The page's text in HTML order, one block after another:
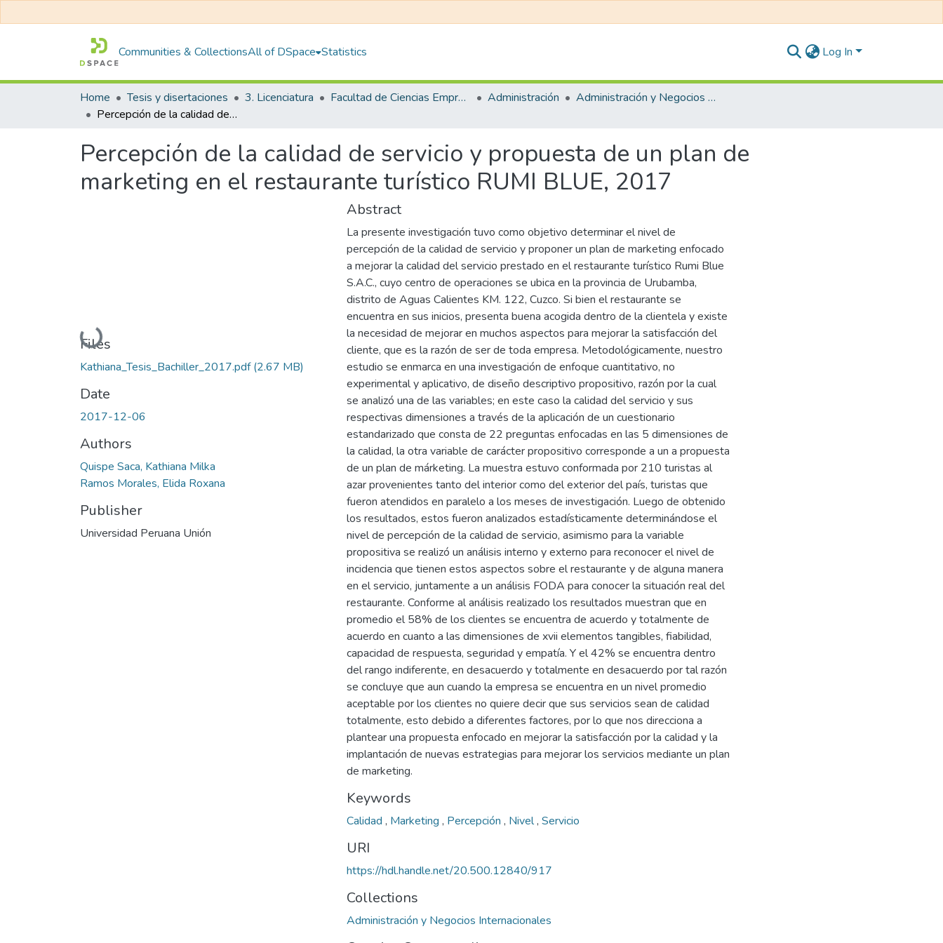
Communities & CollectionsAll of DSpace Statistics Log In
Home Tesis y disertaciones 3. Licenciatura Facultad de Ciencias Empresariales Administración
Administración y Negocios Internacionales
Percepción de la calidad de servicio y propuesta de un plan de marketing en el restaurante turístico RUMI BLUE, 2017
Percepción de la calidad de servicio y propuesta de un plan de
marketing en el restaurante turístico RUMI BLUE, 2017
Loading...
Files
Kathiana_Tesis_Bachiller_2017.pdf(2.67 MB)
Date
2017-12-06
Authors
Quispe Saca, Kathiana Milka
Ramos Morales, Elida Roxana
Publisher
Universidad Peruana Unión
Abstract
La presente investigación tuvo como objetivo determinar el nivel de
percepción de la calidad de servicio y proponer un plan de marketing enfocado
a mejorar la calidad del servicio prestado en el restaurante turístico Rumi Blue
S.A.C., cuyo centro de operaciones se ubica en la provincia de Urubamba,
distrito de Aguas Calientes KM. 122, Cuzco. Si bien el restaurante se
encuentra en sus inicios, presenta buena acogida dentro de la clientela y existe
la necesidad de mejorar en muchos aspectos para mejorar la satisfacción del
cliente, que es la razón de ser de toda empresa. Metodológicamente, nuestro
estudio se enmarca en una investigación de enfoque cuantitativo, no
experimental y aplicativo, de diseño descriptivo propositivo, razón por la cual
se analizó una de las variables; en este caso la calidad del servicio y sus
respectivas dimensiones a través de la aplicación de un cuestionario
estandarizado que consta de 22 preguntas enfocadas en las 5 dimensiones de
la calidad, la otra variable de carácter propositivo corresponde a un a propuesta
de un plan de márketing. La muestra estuvo conformada por 210 turistas al
azar provenientes tanto del interior como del exterior del país, turistas que
fueron atendidos en paralelo a los meses de investigación. Luego de obtenido
los resultados, estos fueron analizados estadísticamente determinándose el
nivel de percepción de la calidad de servicio, asimismo para la variable
propositiva se realizó un análisis interno y externo para reconocer el nivel de
incidencia que tienen estos aspectos sobre el restaurante y de alguna manera
en el servicio, juntamente a un análisis FODA para conocer la situación real del
restaurante. Conforme al análisis realizado los resultados muestran que en
promedio el 58% de los clientes se encuentra de acuerdo y totalmente de
acuerdo en cuanto a las dimensiones de xvii elementos tangibles, fiabilidad,
capacidad de respuesta, seguridad y empatía. Y el 42% se encuentra dentro
del rango indiferente, en desacuerdo y totalmente en desacuerdo por tal razón
se concluye que aun cuando la empresa se encuentra en un nivel promedio
aceptable por los clientes no quiere decir que sus servicios sean de calidad
totalmente, esto debido a diferentes factores, por lo que nos direcciona a
plantear una propuesta enfocado en mejorar la satisfacción por la calidad y la
implantación de nuevas estrategias para mejorar los servicios mediante un plan
de marketing.
Keywords
Calidad , Marketing , Percepción , Nivel, Servicio
URI
https://hdl.handle.net/20.500.12840/917
Collections
Administración y Negocios Internacionales